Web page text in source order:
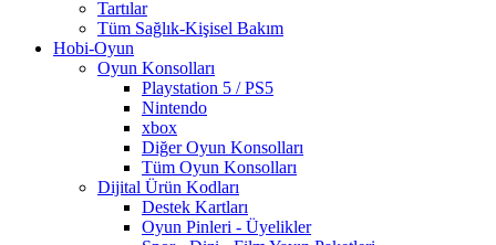
Tartılar
Tüm Sağlık-Kişisel Bakım
Hobi-Oyun
Oyun Konsolları
Playstation 5 / PS5
Nintendo
xbox
Diğer Oyun Konsolları
Tüm Oyun Konsolları
Dijital Ürün Kodları
Destek Kartları
Oyun Pinleri - Üyelikler